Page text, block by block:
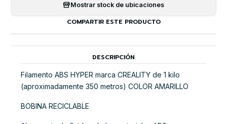
Mostrar stock de ubicaciones
COMPARTIR ESTE PRODUCTO
DESCRIPCIÓN
Filamento ABS HYPER marca CREALITY de 1 kilo
(aproximadamente 350 metros) COLOR AMARILLO
BOBINA RECICLABLE